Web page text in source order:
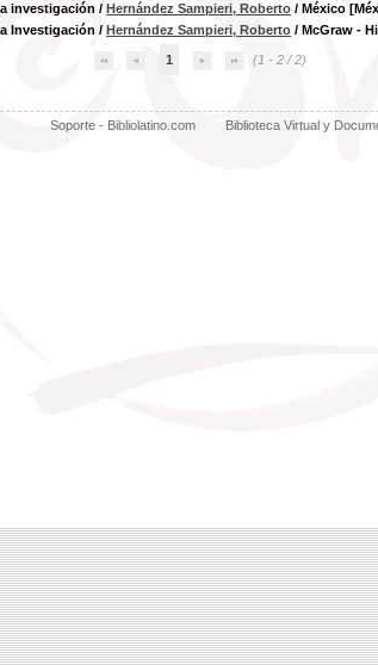
investigación / Hernández Sampieri, Roberto / México
Investigación / Hernández Sampieri, Roberto / McGraw -
1 (1 - 2 / 2)
Soporte - Bibliolatino.com Biblioteca Virtual y